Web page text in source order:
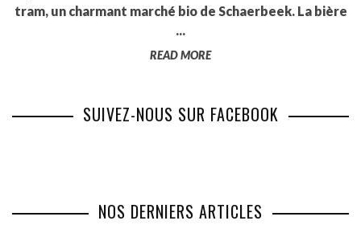
tram, un charmant marché bio de Schaerbeek. La bière
...
READ MORE
SUIVEZ-NOUS SUR FACEBOOK
NOS DERNIERS ARTICLES